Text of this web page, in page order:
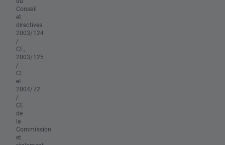
Conseil
et
directives
2003/124
/
CE,
2003/125
/
CE
et
2004/72
/
CE
de
la
Commission
et